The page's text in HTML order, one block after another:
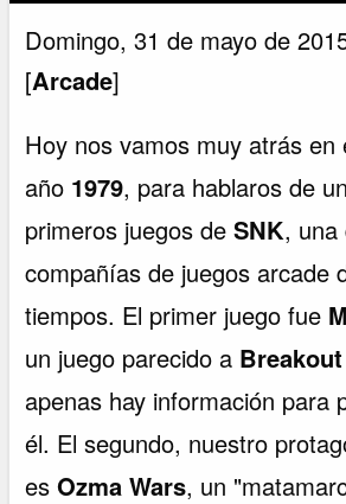
Domingo, 31 de mayo de
[Arcade]
Hoy nos vamos muy atrás en
año 1979, para hablaros de
primeros juegos deSNK, una
compañías de juegos arcade
tiempos. El primer juego fue
un juego parecido a Breakout
apenas hay información para
él. El segundo, nuestro
esOzma Wars, un